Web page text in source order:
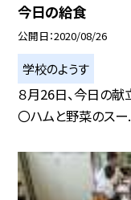
今日の給食
公開日 2020/08/26
学校のようす
８月26日、今日の
〇ハムと野菜のスー